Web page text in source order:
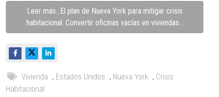
Leer más…El plan de Nueva York para mitigar crisis
habitacional: Convertir oficinas vacías en viviendas...
Vivienda , Estados Unidos , Nueva York , Crisis
Habitacional